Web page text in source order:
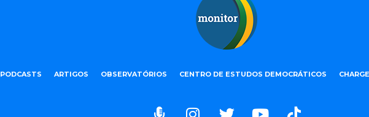
PODCASTS ARTIGOS OBSERVATÓRIOS CENTRO DE ESTUDOS DEMOCRÁTICOS